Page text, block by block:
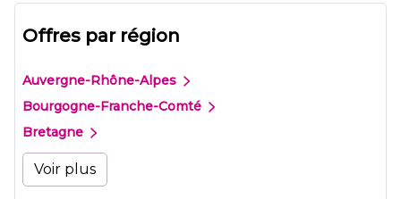
Offres par région
Auvergne-Rhône-Alpes
Bourgogne-Franche-Comté
Bretagne
Voir plus